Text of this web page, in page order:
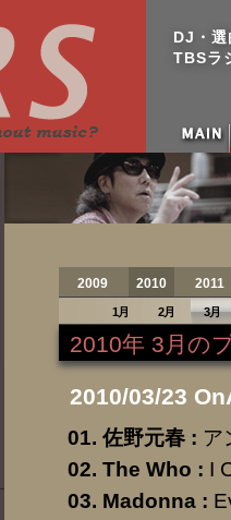
DJ・選
TBSラ
2009 2010 2011
1月 2月 3月
2010年 3月の
2010/03/23
佐野元春 : ア
The Who : I
Madonna :